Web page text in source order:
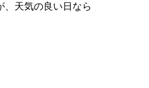
、天気の良い日なら